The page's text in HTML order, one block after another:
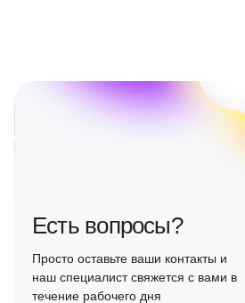
Есть вопросы?
Просто оставьте ваши контакты и
наш специалист свяжется с вами в
течение рабочего дня